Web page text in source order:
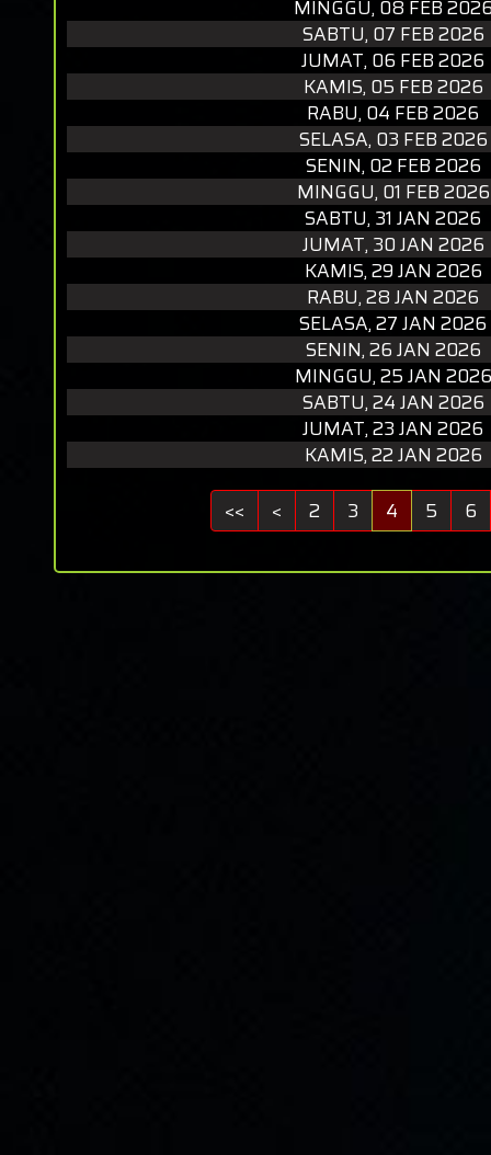
MINGGU, 08 FEB
SABTU, 07 FEB 2026
JUMAT, 06 FEB 2026
KAMIS, 05 FEB 2026
RABU, 04 FEB 2026
SELASA, 03 FEB 2026
SENIN, 02 FEB 2026
MINGGU, 01 FEB 2026
SABTU, 31 JAN 2026
JUMAT, 30 JAN 2026
KAMIS, 29 JAN 2026
RABU, 28 JAN 2026
SELASA, 27 JAN 2026
SENIN, 26 JAN 2026
MINGGU, 25 JAN 2026
SABTU, 24 JAN 2026
JUMAT, 23 JAN 2026
KAMIS, 22 JAN 2026
<<
< 2 3 4 5 6